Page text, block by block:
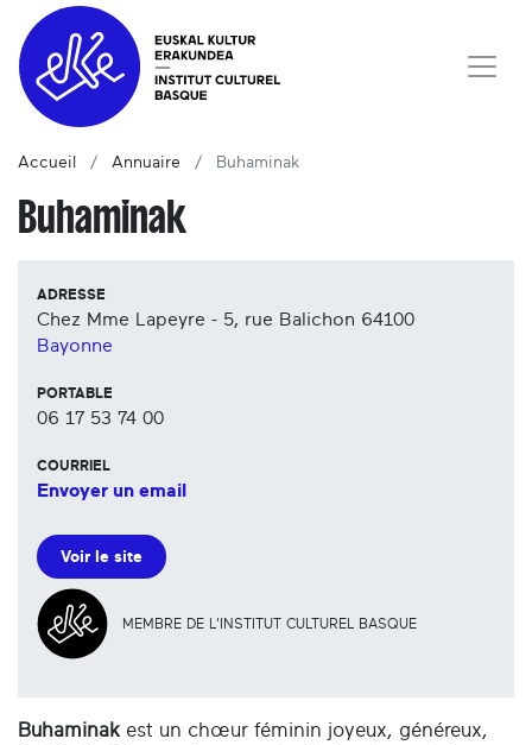
Accueil Annuaire Buhaminak
Buhaminak
ADRESSE
Chez Mme Lapeyre - 5, rue Balichon 64100
Bayonne
PORTABLE
06 17 53 74 00
COURRIEL
Envoyer un email
Voir le site
MEMBRE DE L'INSTITUT CULTUREL BASQUE
Buhaminak est un chœur féminin joyeux, généreux,